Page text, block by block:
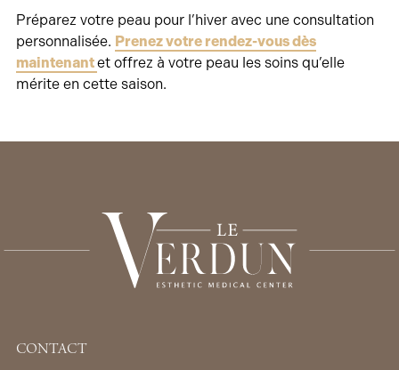
Préparez votre peau pour l’hiver avec une consultation
personnalisée. Prenez votre rendez-vous dès
maintenantet offrez à votre peau les soins qu’elle
mérite en cette saison.
CONTACT